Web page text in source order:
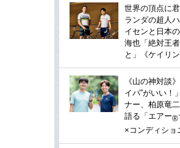
世界の頂点に
ランダの超人
イセンと日本
海也「絶対王
と」《ケイリ
《山の神対談
イパ”がいい！
ナー、柏原竜
語る「エアー®
×コンディショ